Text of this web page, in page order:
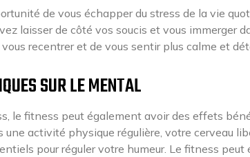
de vous échapper du stress de la vie
laisser de côté vos soucis et vous immerger
vous recentrer et de vous sentir plus calme et
SUR LE MENTAL
le fitness peut également avoir des effets
une activité physique régulière, votre cerveau
pour réguler votre humeur. Le fitness